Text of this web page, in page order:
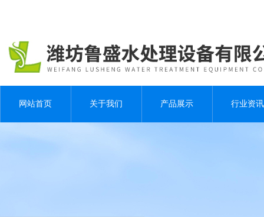
网站首页 关于我们 产品展示 行业资讯